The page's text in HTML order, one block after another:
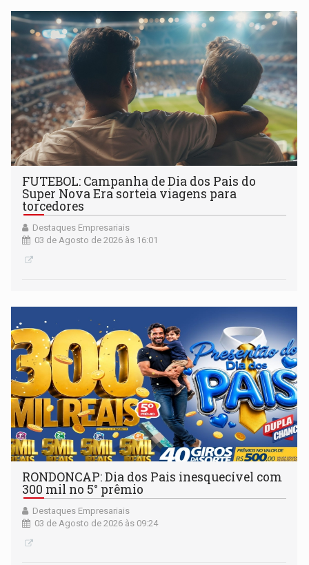
FUTEBOL: Campanha de Dia dos Pais do
Super Nova Era sorteia viagens para
torcedores
Destaques Empresariais
03 de Agosto de 2026 às 16:01
RONDONCAP: Dia dos Pais inesquecível com
300 mil no 5° prêmio
Destaques Empresariais
03 de Agosto de 2026 às 09:24